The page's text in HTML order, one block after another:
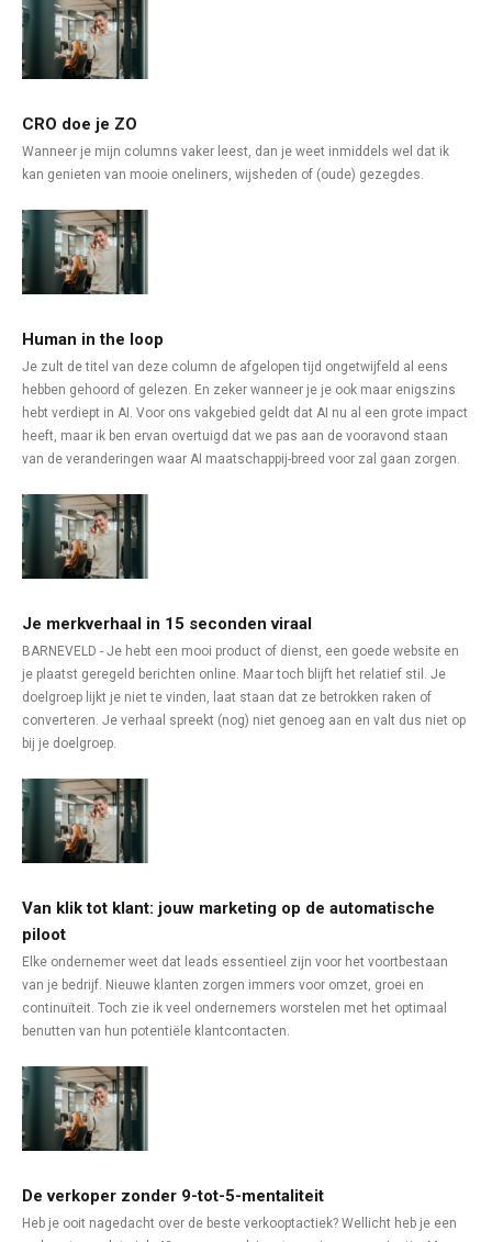
CRO doe je ZO
Wanneer je mijn columns vaker leest, dan je weet inmiddels wel dat ik
kan genieten van mooie oneliners, wijsheden of (oude) gezegdes.
Human in the loop
Je zult de titel van deze column de afgelopen tijd ongetwijfeld al eens
hebben gehoord of gelezen. En zeker wanneer je je ook maar enigszins
hebt verdiept in AI. Voor ons vakgebied geldt dat AI nu al een grote impact
heeft, maar ik ben ervan overtuigd dat we pas aan de vooravond staan
van de veranderingen waar AI maatschappij-breed voor zal gaan zorgen.
Je merkverhaal in 15 seconden viraal
BARNEVELD - Je hebt een mooi product of dienst, een goede website en
je plaatst geregeld berichten online. Maar toch blijft het relatief stil. Je
doelgroep lijkt je niet te vinden, laat staan dat ze betrokken raken of
converteren. Je verhaal spreekt (nog) niet genoeg aan en valt dus niet op
bij je doelgroep.
Van klik tot klant: jouw marketing op de automatische
piloot
Elke ondernemer weet dat leads essentieel zijn voor het voortbestaan
van je bedrijf. Nieuwe klanten zorgen immers voor omzet, groei en
continuïteit. Toch zie ik veel ondernemers worstelen met het optimaal
benutten van hun potentiële klantcontacten.
De verkoper zonder 9-tot-5-mentaliteit
Heb je ooit nagedacht over de beste verkooptactiek? Wellicht heb je een